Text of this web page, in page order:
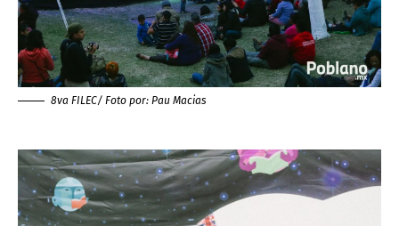
8va FILEC/ Foto por: Pau Macias